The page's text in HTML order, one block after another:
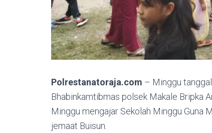
Polrestanatoraja.com – Minggu
Bhabinkamtibmas polsek Makale Bripka
Minggu mengajar Sekolah Minggu Guna
jemaat Buisun.